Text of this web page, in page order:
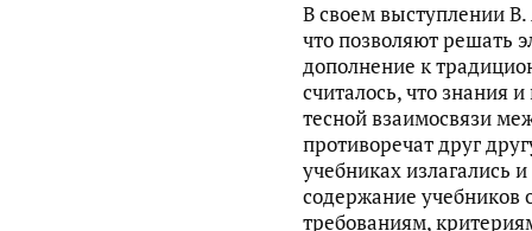
В своем выступлении
что позволяют решать
дополнение к
считалось, что знания
тесной взаимосвязи
противоречат друг
учебниках излагались
содержание учебников
требованиям,